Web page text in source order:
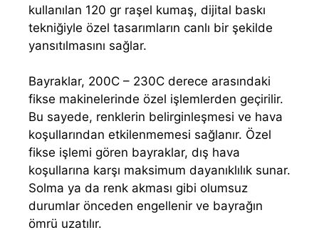
kullanılan 120 gr raşel kumaş, dijital baskı
tekniğiyle özel tasarımların canlı bir şekilde
yansıtılmasını sağlar.
Bayraklar, 200C – 230C derece arasındaki
fikse makinelerinde özel işlemlerden geçirilir.
Bu sayede, renklerin belirginleşmesi ve hava
koşullarından etkilenmemesi sağlanır. Özel
fikse işlemi gören bayraklar, dış hava
koşullarına karşı maksimum dayanıklılık sunar.
Solma ya da renk akması gibi olumsuz
durumlar önceden engellenir ve bayrağın
ömrü uzatılır.